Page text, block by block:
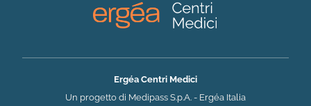
Ergéa Centri Medici
Un progetto di Medipass S.p.A. - Ergéa Italia